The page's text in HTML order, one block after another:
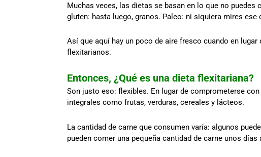
Muchas veces, las dietas se basan en lo que no
gluten: hasta luego, granos. Paleo: ni siquiera mires ese
Así que aquí hay un poco de aire fresco cuando en
flexitarianos.
Entonces, ¿Qué es una dieta flexitariana?
Son justo eso: flexibles. En lugar de comprometerse
integrales como frutas, verduras, cereales y lácteos.
La cantidad de carne que consumen varía: algunos
pueden comer una pequeña cantidad de carne unos días